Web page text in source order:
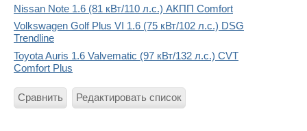
Nissan Note 1.6 (81 кВт/110 л.с.) АКПП Comfort
Volkswagen Golf Plus VI 1.6 (75 кВт/102 л.с.) DSG
Trendline
Toyota Auris 1.6 Valvematic (97 кВт/132 л.с.) CVT
Comfort Plus
Сравнить Редактировать список